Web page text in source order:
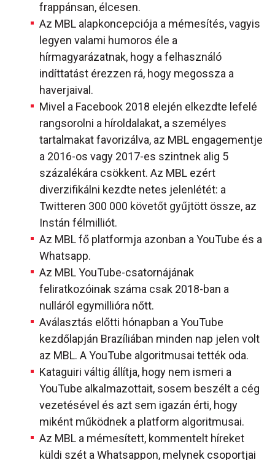
frappánsan, élcesen.
Az MBL alapkoncepciója a mémesítés, vagyis
legyen valami humoros éle a
hírmagyarázatnak, hogy a felhasználó
indíttatást érezzen rá, hogy megossza a
haverjaival.
Mivel a Facebook 2018 elején elkezdte lefelé
rangsorolni a híroldalakat, a személyes
tartalmakat favorizálva, az MBL engagementje
a 2016-os vagy 2017-es szintnek alig 5
százalékára csökkent. Az MBL ezért
diverzifikálni kezdte netes jelenlétét: a
Twitteren 300 000 követőt gyűjtött össze, az
Instán félmilliót.
Az MBL fő platformja azonban a YouTube és a
Whatsapp.
Az MBL YouTube-csatornájának
feliratkozóinak száma csak 2018-ban a
nulláról egymillióra nőtt.
Aválasztás előtti hónapban a YouTube
kezdőlapján Brazíliában minden nap jelen volt
az MBL. A YouTube algoritmusai tették oda.
Kataguiri váltig állítja, hogy nem ismeri a
YouTube alkalmazottait, sosem beszélt a cég
vezetésével és azt sem igazán érti, hogy
miként működnek a platform algoritmusai.
Az MBL a mémesített, kommentelt híreket
küldi szét a Whatsappon, melynek csoportjai